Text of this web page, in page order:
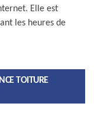
Elle est
les heures de
TOITURE